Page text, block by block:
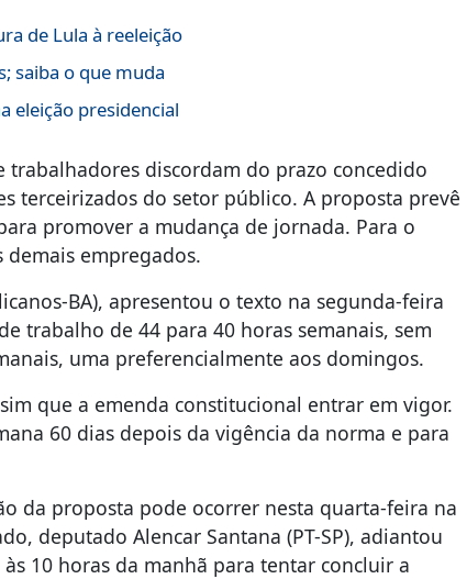
de Lula à reeleição
saiba o que muda
eleição presidencial
discordam do prazo concedido
terceirizados do setor público. A proposta prevê
promover a mudança de jornada. Para o
demais empregados.
BA), apresentou o texto na segunda-feira
trabalho de 44 para 40 horas semanais, sem
uma preferencialmente aos domingos.
que a emenda constitucional entrar em vigor.
60 dias depois da vigência da norma e para
da proposta pode ocorrer nesta quarta-feira na
deputado Alencar Santana (PT-SP), adiantou
10 horas da manhã para tentar concluir a